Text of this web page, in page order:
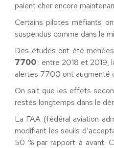
paient cher encore
Certains pilotes méfiants
suspendus comme dans le
Des études ont été
7700 : entre 2018 et 2019,
alertes 7700 ont augmenté
On sait que les effets
restés longtemps dans le
La FAA (fédéral aviation
modifiant les seuils
50 % par rapport à avant.